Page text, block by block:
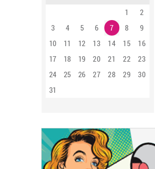
1
2
3
4 5 6 7 8
9
10
11 12 13 14 15
16
17
18 19 20 21 22
23
24
25 26 27 28 29
30
31